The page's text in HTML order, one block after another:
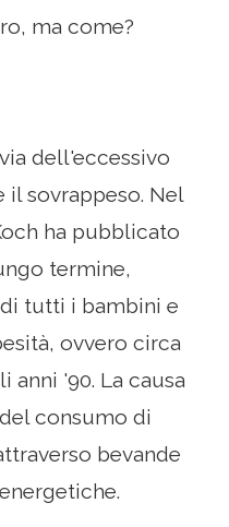
ma come?
dell'eccessivo
sovrappeso. Nel
ha pubblicato
termine,
tutti i bambini e
ovvero circa
anni '90. La causa
consumo di
bevande